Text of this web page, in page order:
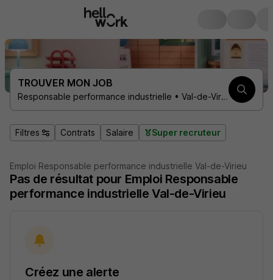
TROUVER MON JOB
Responsable performance industrielle • Val-de-Virieu 38730
Filtres Contrats Salaire Super recruteur
Emploi Responsable performance industrielle Val-de-Virieu
Pas de résultat pour Emploi Responsable
performance industrielle Val-de-Virieu
Créez une alerte